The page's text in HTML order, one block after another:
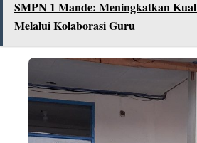
SMPN 1 Mande: Meningkatkan
Melalui Kolaborasi Guru